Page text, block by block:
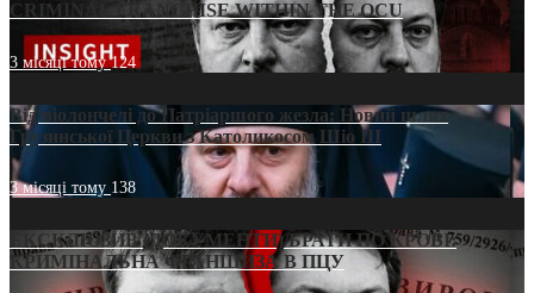
CRIMINAL FRANCHISE WITHIN THE OCU
3 місяці тому124
Від віолончелі до Патріаршого жезла: Новий шлях
Грузинської Церкви з Католикосом Шіо III
3 місяці тому 138
ЕКСКЛЮЗИВ (ДОКУМЕНТИ)/БРАТИ ПО КРОВІ:
КРИМІНАЛЬНА ФРАНШИЗА В ПЦУ